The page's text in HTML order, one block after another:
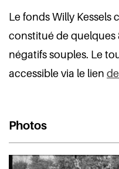
Le fonds Willy Kessels
constitué de quelques
négatifs souples. Le
accessible via le lien
Photos